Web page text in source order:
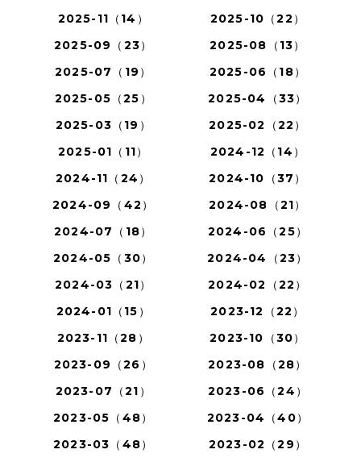
2025-11（14）
2025-10（22）
2025-09（23）
2025-08（13）
2025-07（19）
2025-06（18）
2025-05（25）
2025-04（33）
2025-03（19）
2025-02（22）
2025-01（11）
2024-12（14）
2024-11（24）
2024-10（37）
2024-09（42）
2024-08（21）
2024-07（18）
2024-06（25）
2024-05（30）
2024-04（23）
2024-03（21）
2024-02（22）
2024-01（15）
2023-12（22）
2023-11（28）
2023-10（30）
2023-09（26）
2023-08（28）
2023-07（21）
2023-06（24）
2023-05（48）
2023-04（40）
2023-03（48）
2023-02（29）